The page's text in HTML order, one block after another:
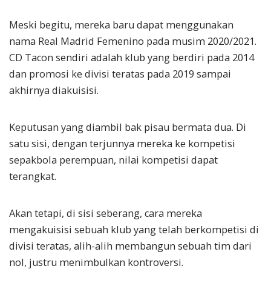
Meski begitu, mereka baru dapat menggunakan
nama Real Madrid Femenino pada musim 2020/2021.
CD Tacon sendiri adalah klub yang berdiri pada 2014
dan promosi ke divisi teratas pada 2019 sampai
akhirnya diakuisisi.
Keputusan yang diambil bak pisau bermata dua. Di
satu sisi, dengan terjunnya mereka ke kompetisi
sepakbola perempuan, nilai kompetisi dapat
terangkat.
Akan tetapi, di sisi seberang, cara mereka
mengakuisisi sebuah klub yang telah berkompetisi di
divisi teratas, alih-alih membangun sebuah tim dari
nol, justru menimbulkan kontroversi.